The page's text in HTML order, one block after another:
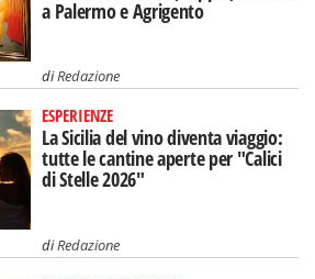
a Palermo e Agrigento
diRedazione
ESPERIENZE
La Sicilia del vino diventa viaggio:
tutte le cantine aperte per "Calici
di Stelle 2026"
diRedazione